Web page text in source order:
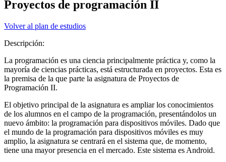
Proyectos de programación II
Volver al plan de estudios
Descripción:
La programación es una ciencia principalmente práctica y, como la
mayoría de ciencias prácticas, está estructurada en proyectos. Esta es
la premisa de la que parte la asignatura de Proyectos de
Programación II.
El objetivo principal de la asignatura es ampliar los conocimientos
de los alumnos en el campo de la programación, presentándolos un
nuevo ámbito: la programación para dispositivos móviles. Dado que
el mundo de la programación para dispositivos móviles es muy
amplio, la asignatura se centrará en el sistema que, de momento,
tiene una mayor presencia en el mercado. Este sistema es Android.